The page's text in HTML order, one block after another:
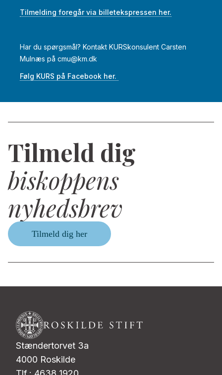
Tilmelding foregår via billetekspressen her.
Har du spørgsmål? Kontakt KURSkonsulent Carsten
Mulnæs på cmu@km.dk
Følg KURS på Facebook her.
Tilmeld dig
biskoppens
nyhedsbrev
Tilmeld dig her
Stændertorvet 3a
4000 Roskilde